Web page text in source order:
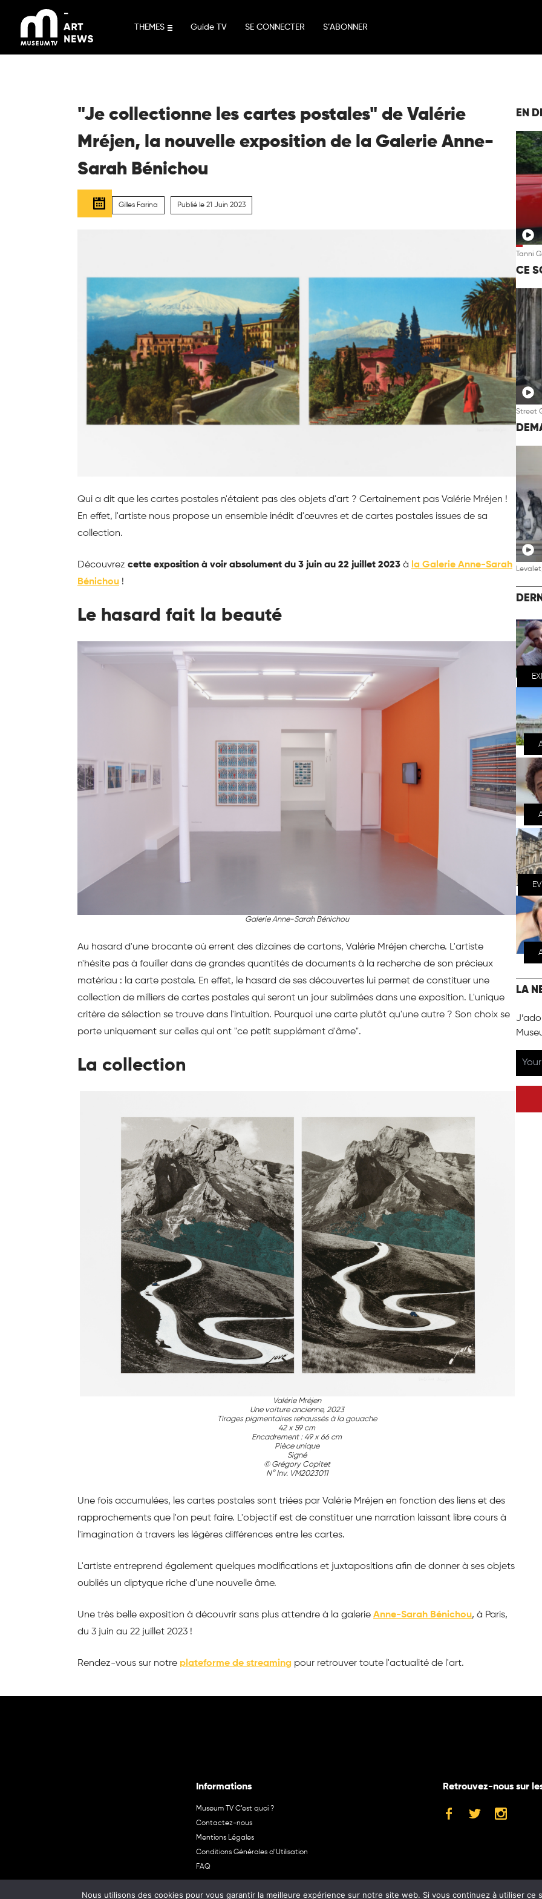
contenu
THEMES Guide TV SE CONNECTER S’ABONNER
"Je collectionne les cartes postales" de Valérie
Mréjen, la nouvelle exposition de la Galerie Anne-
Sarah Bénichou
Gilles Farina Publié le 21 Juin 2023
Qui a dit que les cartes postales n'étaient pas des objets d'art ? Certainement pas Valérie Mréjen !
En effet, l'artiste nous propose un ensemble inédit d'œuvres et de cartes postales issues de sa
collection.
Découvrez cette exposition à voir absolument du 3 juin au 22 juillet 2023 à la Galerie Anne-Sarah
Bénichou !
Le hasard fait la beauté
Galerie Anne-Sarah Bénichou
Au hasard d'une brocante où errent des dizaines de cartons, Valérie Mréjen cherche. L'artiste
n'hésite pas à fouiller dans de grandes quantités de documents à la recherche de son précieux
matériau : la carte postale. En effet, le hasard de ses découvertes lui permet de constituer une
collection de milliers de cartes postales qui seront un jour sublimées dans une exposition. L'unique
critère de sélection se trouve dans l'intuition. Pourquoi une carte plutôt qu'une autre ? Son choix se
porte uniquement sur celles qui ont "ce petit supplément d'âme".
La collection
Valérie Mréjen
Une voiture ancienne, 2023
Tirages pigmentaires rehaussés à la gouache
42 x 59 cm
Encadrement : 49 x 66 cm
Pièce unique
Signé
© Grégory Copitet
N° Inv. VM2023011
Une fois accumulées, les cartes postales sont triées par Valérie Mréjen en fonction des liens et des
rapprochements que l'on peut faire. L'objectif est de constituer une narration laissant libre cours à
l'imagination à travers les légères différences entre les cartes.
L'artiste entreprend également quelques modifications et juxtapositions afin de donner à ses objets
oubliés un diptyque riche d'une nouvelle âme.
Une très belle exposition à découvrir sans plus attendre à la galerie Anne-Sarah Bénichou, à Paris,
du 3 juin au 22 juillet 2023 !
Rendez-vous sur notre plateforme de streaming pour retrouver toute l'actualité de l'art.
EN
Tanni
CE
Street
LA
Informations
Museum TV C’est quoi ?
Contactez-nous
Mentions Légales
Conditions Générales d’Utilisation
FAQ
Retrouvez-nous sur
Nous utilisons des cookies pour vous garantir la meilleure expérience sur notre site web. Si vous continuez à utiliser